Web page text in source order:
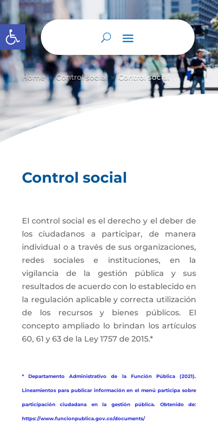
Abrir barra de herramientas
Home 9 Control social 9 Control social
Control social
El control social es el derecho y el deber de
los ciudadanos a participar, de manera
individual o a través de sus organizaciones,
redes sociales e instituciones, en la
vigilancia de la gestión pública y sus
resultados de acuerdo con lo establecido en
la regulación aplicable y correcta utilización
de los recursos y bienes públicos. El
concepto ampliado lo brindan los artículos
60, 61 y 63 de la Ley 1757 de 2015.*
* Departamento Administrativo de la Función Pública (2021).
Lineamientos para publicar información en el menú participa sobre
participación ciudadana en la gestión pública. Obtenido de:
https://www.funcionpublica.gov.co/documents/